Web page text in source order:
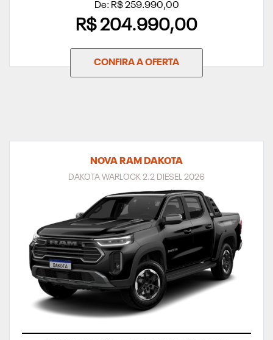
De: R$ 259.990,00
R$ 204.990,00
CONFIRA A OFERTA
NOVA RAM DAKOTA
DAKOTA WARLOCK 2.2 DIESEL 2026